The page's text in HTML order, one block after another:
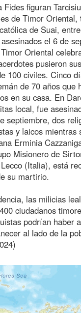
Fides figuran
de Timor
de Suai,
el 6 de
Oriental
pusieron
100 civiles. Cinco
de 70 años que
en su casa. En
local, fue
septiembre, dos
y laicos
Erminia
Misionero de
(Italia), está
su martirio.
las milicias
ciudadanos
podrían haber
al lado de la